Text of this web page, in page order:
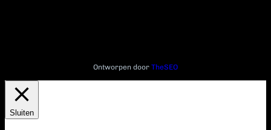
Ontworpen door TheSEO
Sluiten